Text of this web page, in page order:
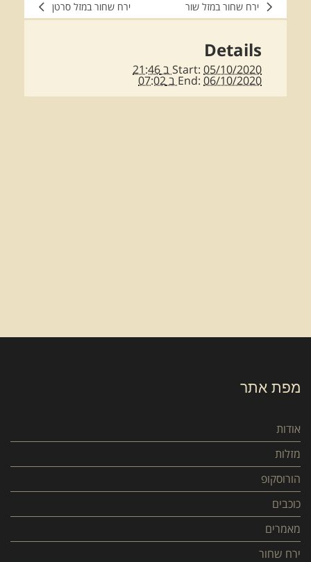
ירח שחור במזל שור ירח שחור במזל סרטן
Details
Start: 05/10/2020 ב 21:46
End: 06/10/2020 ב 07:02
מפת אתר
אודות
מזלות
הורוסקופ
כוכבים
מאמרים
ירח שחור